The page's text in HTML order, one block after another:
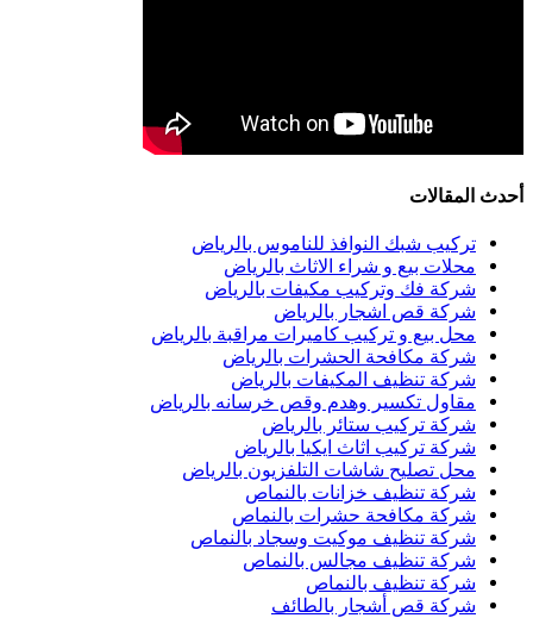
أحدث المقالات
تركيب شبك النوافذ للناموس بالرياض
محلات بيع و شراء الاثاث بالرياض
شركة فك وتركيب مكيفات بالرياض
شركة قص اشجار بالرياض
محل بيع و تركيب كاميرات مراقبة بالرياض
شركة مكافحة الحشرات بالرياض
شركة تنظيف المكيفات بالرياض
مقاول تكسير وهدم وقص خرسانه بالرياض
شركة تركيب ستائر بالرياض
شركة تركيب اثاث ايكيا بالرياض
محل تصليح شاشات التلفزيون بالرياض
شركة تنظيف خزانات بالنماص
شركة مكافحة حشرات بالنماص
شركة تنظيف موكيت وسجاد بالنماص
شركة تنظيف مجالس بالنماص
شركة تنظيف بالنماص
شركة قص أشجار بالطائف